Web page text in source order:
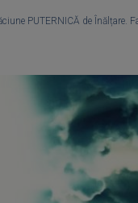
PUTERNICĂ de Înălțare.